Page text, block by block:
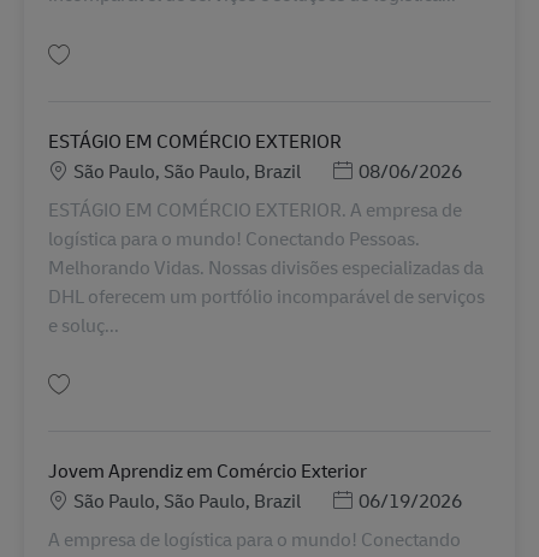
ESTÁGIO EM COMÉRCIO EXTERIOR
LokasiSão Paulo, São Paulo, Brazil Posted Date
08/06/2026
ESTÁGIO EM COMÉRCIO EXTERIOR. A empresa de
logística para o mundo! Conectando Pessoas.
Melhorando Vidas. Nossas divisões especializadas da
DHL oferecem um portfólio incomparável de serviços
e soluç...
Jovem Aprendiz em Comércio Exterior
LokasiSão Paulo, São Paulo, Brazil Posted Date
06/19/2026
A empresa de logística para o mundo! Conectando